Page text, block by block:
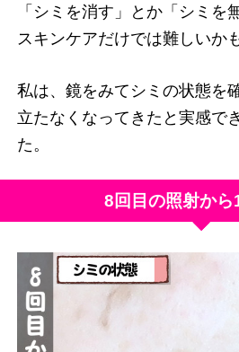
「シミを消す」とか「シミを
スキンケアだけでは難しいか
私は、鏡をみてシミの状態を
立たなくなってきたと実感で
た。
8回目の照射から